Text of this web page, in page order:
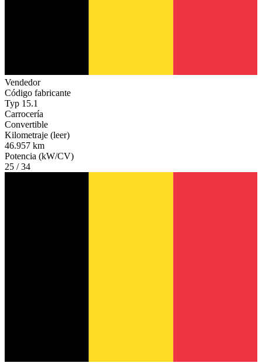
Vendedor
Código fabricante
Typ 15.1
Carrocería
Convertible
Kilometraje (leer)
46.957 km
Potencia (kW/CV)
25 / 34